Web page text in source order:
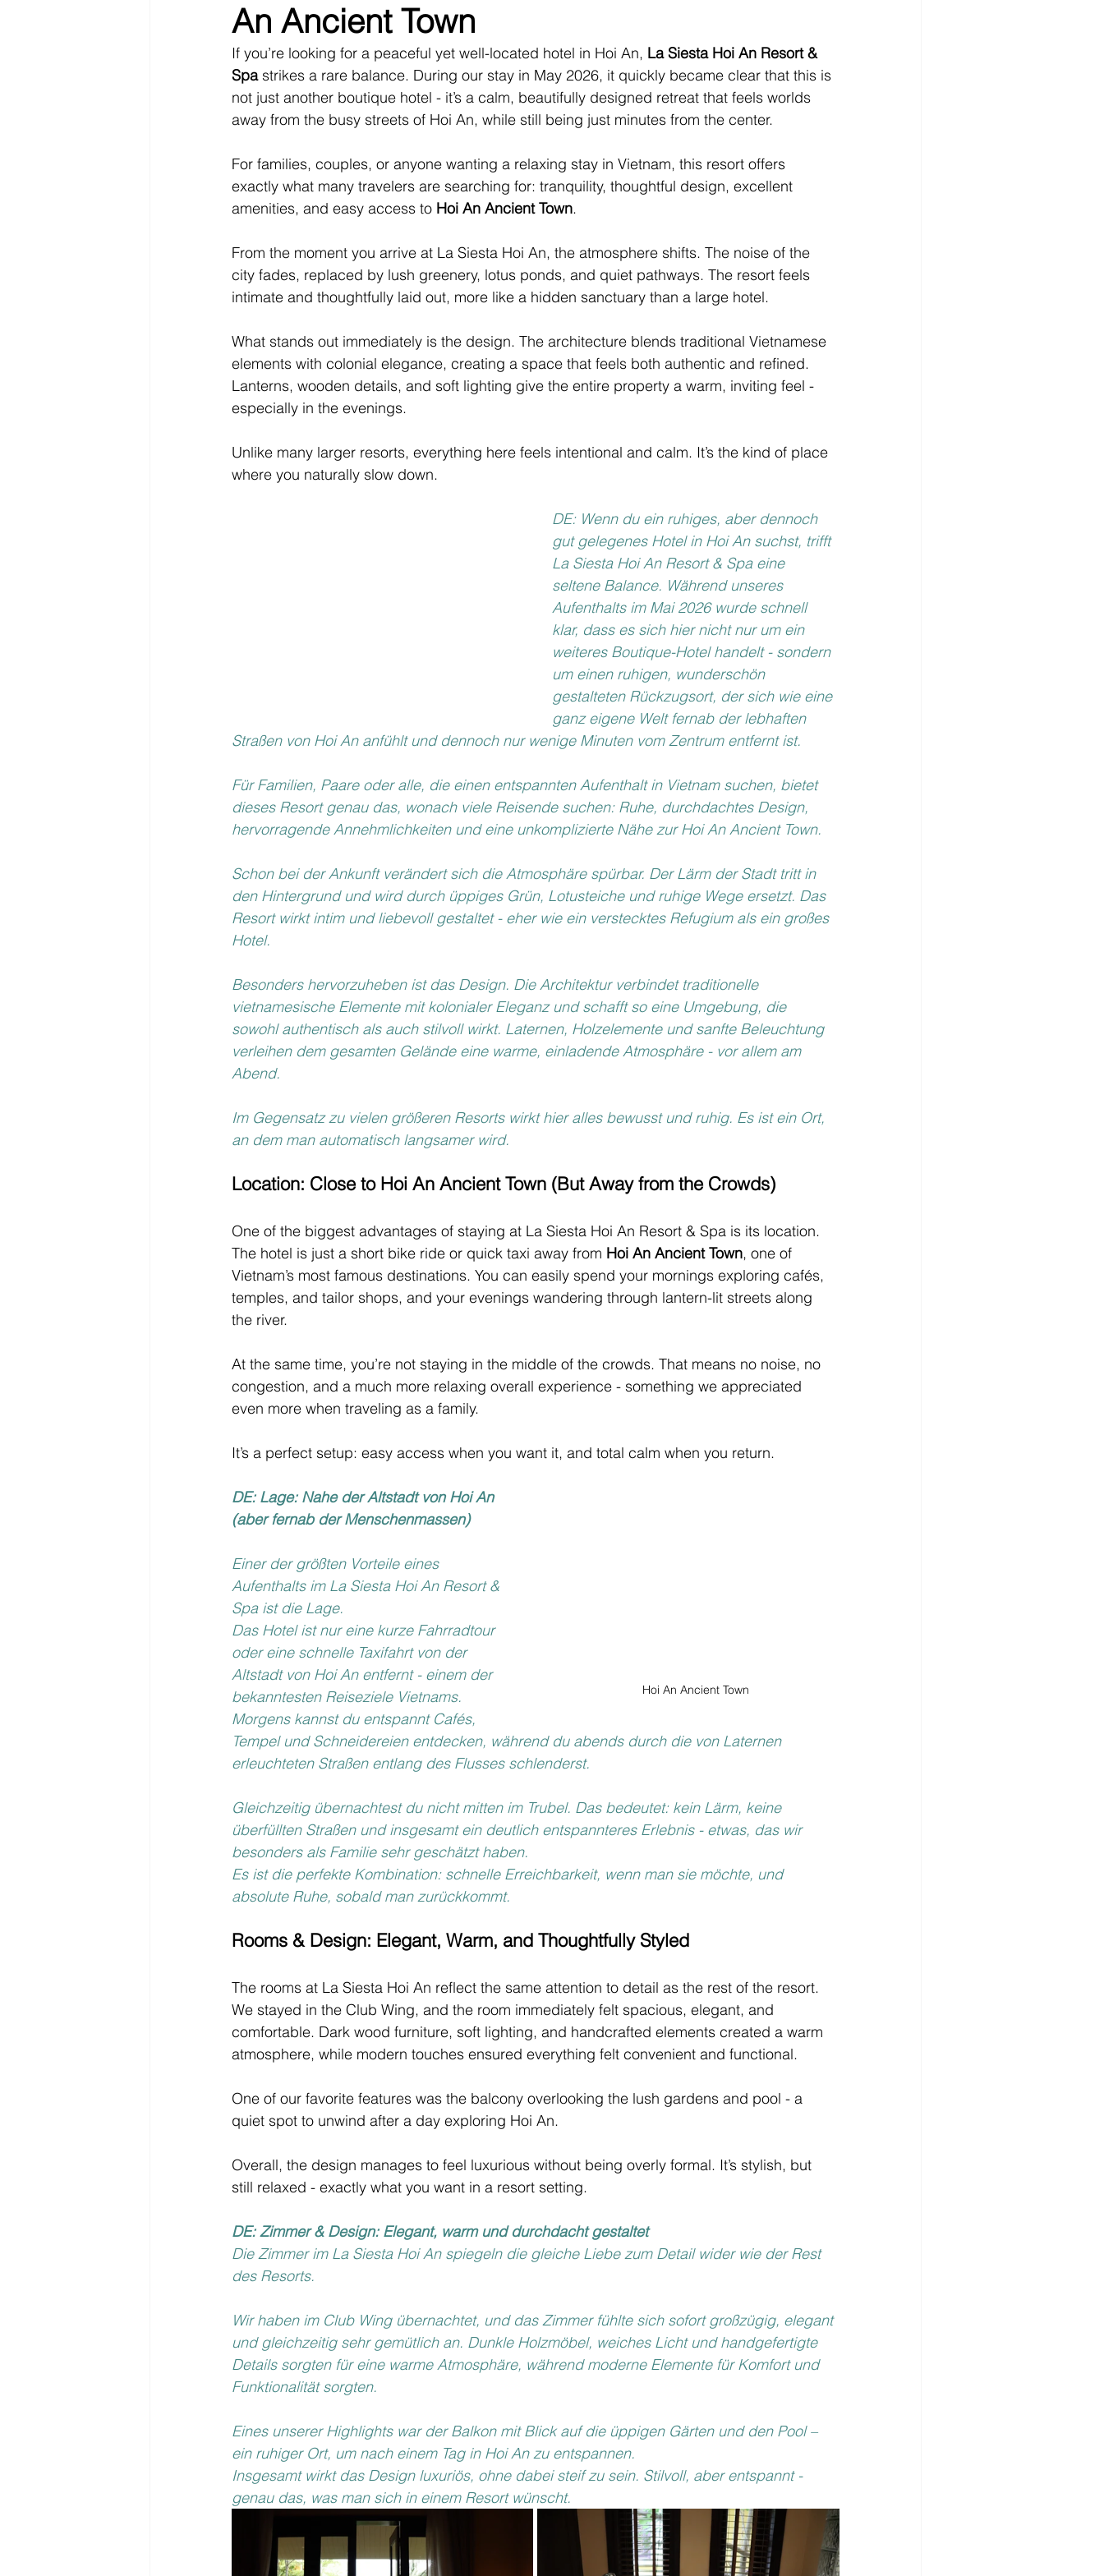
FRANCE
INDONESIA JAPAN
An Ancient Town
If you’re looking for a peaceful yet well-located hotel in Hoi An, La Siesta Hoi An Resort &
Spa strikes a rare balance. During our stay in May 2026, it quickly became clear that this is
not just another boutique hotel - it’s a calm, beautifully designed retreat that feels worlds
away from the busy streets of Hoi An, while still being just minutes from the center.
For families, couples, or anyone wanting a relaxing stay in Vietnam, this resort offers
exactly what many travelers are searching for: tranquility, thoughtful design, excellent
amenities, and easy access to Hoi An Ancient Town.
From the moment you arrive at La Siesta Hoi An, the atmosphere shifts. The noise of the
city fades, replaced by lush greenery, lotus ponds, and quiet pathways. The resort feels
intimate and thoughtfully laid out, more like a hidden sanctuary than a large hotel.
What stands out immediately is the design. The architecture blends traditional Vietnamese
elements with colonial elegance, creating a space that feels both authentic and refined.
Lanterns, wooden details, and soft lighting give the entire property a warm, inviting feel -
especially in the evenings.
Unlike many larger resorts, everything here feels intentional and calm. It’s the kind of place
where you naturally slow down.
DE: Wenn du ein ruhiges, aber dennoch
gut gelegenes Hotel in Hoi An suchst, trifft
La Siesta Hoi An Resort & Spa eine
seltene Balance. Während unseres
Aufenthalts im Mai 2026 wurde schnell
klar, dass es sich hier nicht nur um ein
weiteres Boutique-Hotel handelt - sondern
um einen ruhigen, wunderschön
gestalteten Rückzugsort, der sich wie eine
ganz eigene Welt fernab der lebhaften
Straßen von Hoi An anfühlt und dennoch nur wenige Minuten vom Zentrum entfernt ist.
Für Familien, Paare oder alle, die einen entspannten Aufenthalt in Vietnam suchen, bietet
dieses Resort genau das, wonach viele Reisende suchen: Ruhe, durchdachtes Design,
hervorragende Annehmlichkeiten und eine unkomplizierte Nähe zur Hoi An Ancient Town.
Schon bei der Ankunft verändert sich die Atmosphäre spürbar. Der Lärm der Stadt tritt in
den Hintergrund und wird durch üppiges Grün, Lotusteiche und ruhige Wege ersetzt. Das
Resort wirkt intim und liebevoll gestaltet - eher wie ein verstecktes Refugium als ein großes
Hotel.
Besonders hervorzuheben ist das Design. Die Architektur verbindet traditionelle
vietnamesische Elemente mit kolonialer Eleganz und schafft so eine Umgebung, die
sowohl authentisch als auch stilvoll wirkt. Laternen, Holzelemente und sanfte Beleuchtung
verleihen dem gesamten Gelände eine warme, einladende Atmosphäre - vor allem am
Abend.
Im Gegensatz zu vielen größeren Resorts wirkt hier alles bewusst und ruhig. Es ist ein Ort,
an dem man automatisch langsamer wird.
Location: Close to Hoi An Ancient Town (But Away from the Crowds)
One of the biggest advantages of staying at La Siesta Hoi An Resort & Spa is its location.
The hotel is just a short bike ride or quick taxi away from Hoi An Ancient Town, one of
Vietnam’s most famous destinations. You can easily spend your mornings exploring cafés,
temples, and tailor shops, and your evenings wandering through lantern-lit streets along
the river.
At the same time, you’re not staying in the middle of the crowds. That means no noise, no
congestion, and a much more relaxing overall experience - something we appreciated
even more when traveling as a family.
It’s a perfect setup: easy access when you want it, and total calm when you return.
Hoi An Ancient Town
DE: Lage: Nahe der Altstadt von Hoi An
(aber fernab der Menschenmassen)
Einer der größten Vorteile eines
Aufenthalts im La Siesta Hoi An Resort &
Spa ist die Lage.
Das Hotel ist nur eine kurze Fahrradtour
oder eine schnelle Taxifahrt von der
Altstadt von Hoi An entfernt - einem der
bekanntesten Reiseziele Vietnams.
Morgens kannst du entspannt Cafés,
Tempel und Schneidereien entdecken, während du abends durch die von Laternen
erleuchteten Straßen entlang des Flusses schlenderst.
Gleichzeitig übernachtest du nicht mitten im Trubel. Das bedeutet: kein Lärm, keine
überfüllten Straßen und insgesamt ein deutlich entspannteres Erlebnis - etwas, das wir
besonders als Familie sehr geschätzt haben.
Es ist die perfekte Kombination: schnelle Erreichbarkeit, wenn man sie möchte, und
absolute Ruhe, sobald man zurückkommt.
Rooms & Design: Elegant, Warm, and Thoughtfully Styled
The rooms at La Siesta Hoi An reflect the same attention to detail as the rest of the resort.
We stayed in the Club Wing, and the room immediately felt spacious, elegant, and
comfortable. Dark wood furniture, soft lighting, and handcrafted elements created a warm
atmosphere, while modern touches ensured everything felt convenient and functional.
One of our favorite features was the balcony overlooking the lush gardens and pool - a
quiet spot to unwind after a day exploring Hoi An.
Overall, the design manages to feel luxurious without being overly formal. It’s stylish, but
still relaxed - exactly what you want in a resort setting.
DE: Zimmer & Design: Elegant, warm und durchdacht gestaltet
Die Zimmer im La Siesta Hoi An spiegeln die gleiche Liebe zum Detail wider wie der Rest
des Resorts.
Wir haben im Club Wing übernachtet, und das Zimmer fühlte sich sofort großzügig, elegant
und gleichzeitig sehr gemütlich an. Dunkle Holzmöbel, weiches Licht und handgefertigte
Details sorgten für eine warme Atmosphäre, während moderne Elemente für Komfort und
Funktionalität sorgten.
Eines unserer Highlights war der Balkon mit Blick auf die üppigen Gärten und den Pool –
ein ruhiger Ort, um nach einem Tag in Hoi An zu entspannen.
Insgesamt wirkt das Design luxuriös, ohne dabei steif zu sein. Stilvoll, aber entspannt -
genau das, was man sich in einem Resort wünscht.